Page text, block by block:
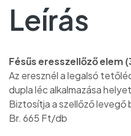
Leírás
Fésűs eresszellőző elem
Az eresznél a legalsó
dupla léc alkalmazása
Biztosítja a szellőző levegő
Br. 665 Ft/db